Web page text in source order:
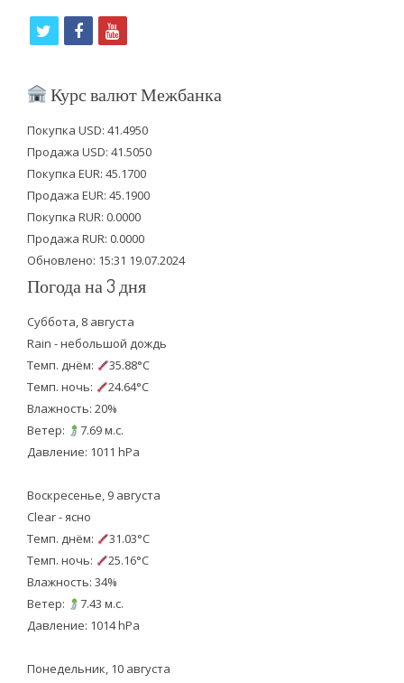
i
t
e
r
f
c
b
o
o
k
y
u
u
b
e
Курс валют Межбанка
Покупка USD: 41.4950
Продажа USD: 41.5050
Покупка EUR: 45.1700
Продажа EUR: 45.1900
Покупка RUR: 0.0000
Продажа RUR: 0.0000
Обновлено: 15:31 19.07.2024
Погода на 3 дня
Суббота, 8 августа
Rain - небольшой дождь
Темп. днём:
35.88°C
Темп. ночь:
24.64°C
Влажность: 20%
Ветер:
7.69 м.с.
Давление: 1011 hPa
Воскресенье, 9 августа
Clear - ясно
Темп. днём:
31.03°C
Темп. ночь:
25.16°C
Влажность: 34%
Ветер:
7.43 м.с.
Давление: 1014 hPa
Понедельник, 10 августа